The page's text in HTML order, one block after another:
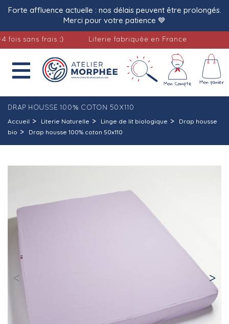
Forte affluence actuelle : nos délais peuvent être prolongés.
Merci pour votre patience 💙
sans frais :) Literie fabriquée en France

DRAP HOUSSE 100% COTON 50X110
Accueil Literie Naturelle Linge de lit biologique
Drap housse
bio
Drap housse 100% coton 50x110